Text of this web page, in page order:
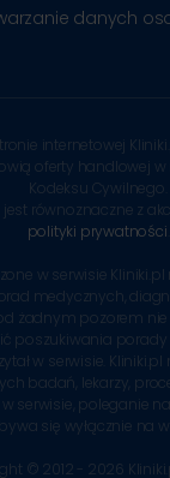
danych
internetowej
oferty handlowej w
Kodeksu Cywilnego.
jest równoznaczne z
polityki prywatności
w serwisie
medycznych,
żadnym pozorem
poszukiwania
w serwisie.
badań, lekarzy,
serwisie, poleganie
się wyłącznie na
© 2012 - 2026